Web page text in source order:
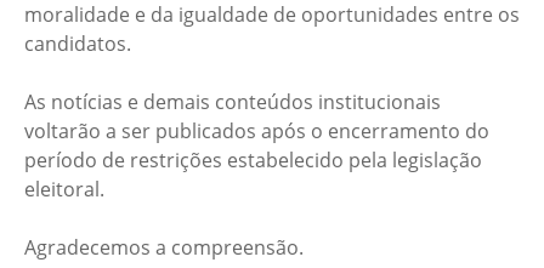
moralidade e da igualdade de oportunidades entre os
candidatos.
As notícias e demais conteúdos institucionais
voltarão a ser publicados após o encerramento do
período de restrições estabelecido pela legislação
eleitoral.
Agradecemos a compreensão.